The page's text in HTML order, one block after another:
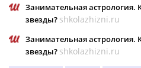
Занимательная астрология.
звезды? shkolazhizni.ru
Занимательная астрология.
звезды? shkolazhizni.ru